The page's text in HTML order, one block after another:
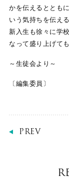
かを伝えるととも
いう気持ちを伝え
新入生も徐々に学
なって盛り上げて
～生徒会より～
〔編集委員〕
PREV